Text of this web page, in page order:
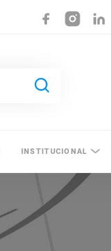
INSTITUCIONAL